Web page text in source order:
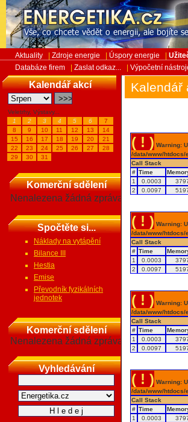
Aktuality Zdroje energie Úspory energie
Databáze firem
Zaslat odkaz... Výpočetní
Kalendář akcí
Veletrhy, Výstavy...
1
2 3 4 5 6
7
8
9 10 11 12 13
14
15
16 17 18 19 20
21
22
23 24 25 26 27
28
29
30 31
Komerční sdělení
Nenalezena žádná zpráva
Spočtěte si...
Náklady na vytápění
Bilance III
Hestia
Emise
Převodník fyzikálních
jednotek
Komerční sdělení
Nenalezena žádná zpráva
Vyhledávání
Kalendář
( ! ) Warning:
/data/www/
Call Stack
# Time
1
0.0003
2
0.0097
( ! ) Warning:
/data/www/
Call Stack
# Time
1
0.0003
2
0.0097
( ! ) Warning:
/data/www/
Call Stack
# Time
1
0.0003
2
0.0097
( ! ) Warning:
/data/www/
Call Stack
# Time
1
0.0003